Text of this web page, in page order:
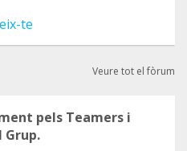
te
Veure tot el fòrum
pels Teamers i
Grup.